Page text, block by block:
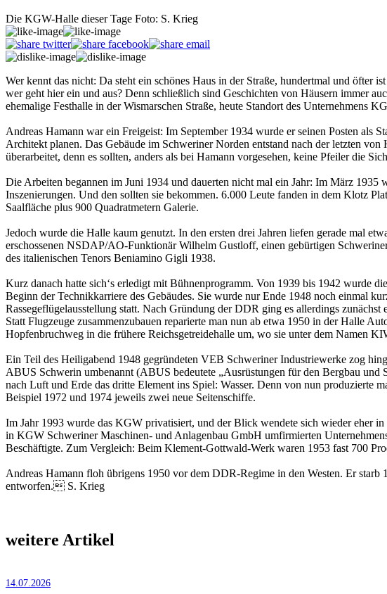
Die KGW-Halle dieser Tage Foto: S. Krieg
Wer kennt das nicht: Da steht ein schönes Haus in der Straße, hundertmal und öfter
wer geht hier ein und aus? Denn schließlich sind Geschichten von Häusern immer
ehemalige Festhalle in der Wismarschen Straße, heute Standort des Unternehmens
Andreas Hamann war ein Freigeist: Im September 1934 wurde er seinen Posten als
Architekt planen. Das Gebäude im Schweriner Norden entstand nach der letzten
überarbeitet, denn es sollten, anders als bei Hamann vorgesehen, keine Pfeiler die
Die Arbeiten begannen im Juni 1934 und dauerten nicht mal ein Jahr: Im März
Inszenierungen. Und den sollten sie bekommen. 6.000 Leute fanden in dem Klotz
Saalfläche plus 900 Quadratmetern Galerie.
Jedoch wurde die Halle kaum genutzt. In den ersten drei Jahren liefen gerade mal
erschossenen NSDAP/AO-Funktionär Wilhelm Gustloff, einen gebürtigen
des italienischen Tenors Beniamino Gigli 1938.
Kurz danach hatte sich‘s erledigt mit Bühnenprogramm. Von 1939 bis 1942 wurde
Beginn der Technikkarriere des Gebäudes. Sie wurde nur Ende 1948 noch einmal
Rassegeflügelausstellung statt. Nach Gründung der DDR ging es allerdings zunächst
Statt Flugzeuge zusammenzubauen reparierte man nun ab etwa 1950 in der Halle
Hopfenbruchweg in die frühere Reichsgetreidehalle um, wo sie unter dem Namen
Ein Teil des Heiligabend 1948 gegründeten VEB Schweriner Industriewerke zog
ABUS Schwerin umbenannt (ABUS bedeutete „Ausrüstungen für den Bergbau
nach Luft und Erde das dritte Element ins Spiel: Wasser. Denn von nun produzierte
Beispiel 1972 und 1974 jeweils zwei neue Seitenschiffe.
Im Jahr 1993 wurde das KGW privatisiert, und der Blick wendete sich wieder eher
in KGW Schweriner Maschinen- und Anlagenbau GmbH umfirmierten
Beschäftigte. Zum Vergleich: Beim Klement-Gottwald-Werk waren 1953 fast 700
Andreas Hamann floh übrigens 1950 vor dem DDR-Regime in den Westen. Er
entworfen. S. Krieg
weitere Artikel
14.07.2026